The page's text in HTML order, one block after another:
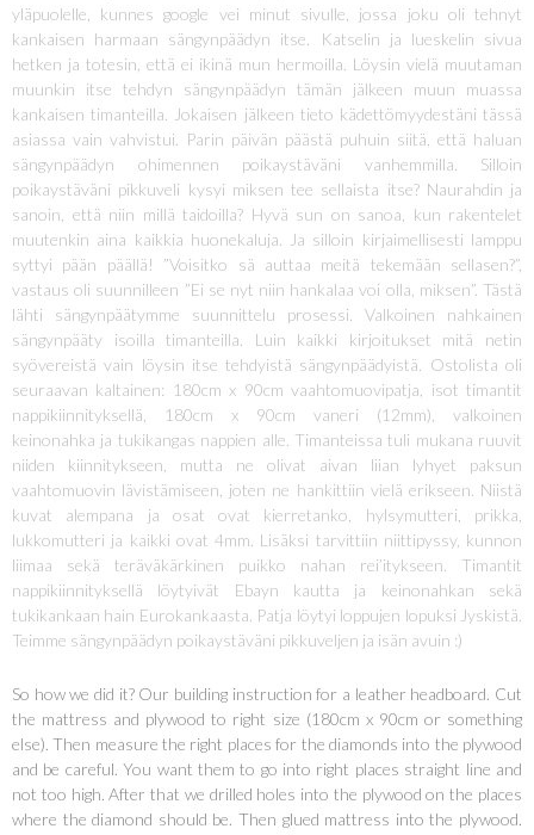
yläpuolelle, kunnes google vei minut sivulle, jossa joku oli tehnyt
kankaisen harmaan sängynpäädyn itse. Katselin ja lueskelin sivua
hetken ja totesin, että ei ikinä mun hermoilla. Löysin vielä muutaman
muunkin itse tehdyn sängynpäädyn tämän jälkeen muun muassa
kankaisen timanteilla. Jokaisen jälkeen tieto kädettömyydestäni tässä
asiassa vain vahvistui. Parin päivän päästä puhuin siitä, että haluan
sängynpäädyn ohimennen poikaystäväni vanhemmilla. Silloin
poikaystäväni pikkuveli kysyi miksen tee sellaista itse? Naurahdin ja
sanoin, että niin millä taidoilla? Hyvä sun on sanoa, kun rakentelet
muutenkin aina kaikkia huonekaluja. Ja silloin kirjaimellisesti lamppu
syttyi pään päällä! ”Voisitko sä auttaa meitä tekemään sellasen?”,
vastaus oli suunnilleen ”Ei se nyt niin hankalaa voi olla, miksen”. Tästä
lähti sängynpäätymme suunnittelu prosessi. Valkoinen nahkainen
sängynpääty isoilla timanteilla. Luin kaikki kirjoitukset mitä netin
syövereistä vain löysin itse tehdyistä sängynpäädyistä. Ostolista oli
seuraavan kaltainen: 180cm x 90cm vaahtomuovipatja, isot timantit
nappikiinnityksellä, 180cm x 90cm vaneri (12mm), valkoinen
keinonahka ja tukikangas nappien alle. Timanteissa tuli mukana ruuvit
niiden kiinnitykseen, mutta ne olivat aivan liian lyhyet paksun
vaahtomuovin lävistämiseen, joten ne hankittiin vielä erikseen. Niistä
kuvat alempana ja osat ovat kierretanko, hylsymutteri, prikka,
lukkomutteri ja kaikki ovat 4mm. Lisäksi tarvittiin niittipyssy, kunnon
liimaa sekä teräväkärkinen puikko nahan rei’itykseen. Timantit
nappikiinnityksellä löytyivät Ebayn kautta ja keinonahkan sekä
tukikankaan hain Eurokankaasta. Patja löytyi loppujen lopuksi Jyskistä.
Teimme sängynpäädyn poikaystäväni pikkuveljen ja isän avuin :)
So how we did it? Our building instruction for a leather headboard. Cut
the mattress and plywood to right size (180cm x 90cm or something
else). Then measure the right places for the diamonds into the plywood
and be careful. You want them to go into right places straight line and
not too high. After that we drilled holes into the plywood on the places
where the diamond should be. Then glued mattress into the plywood.